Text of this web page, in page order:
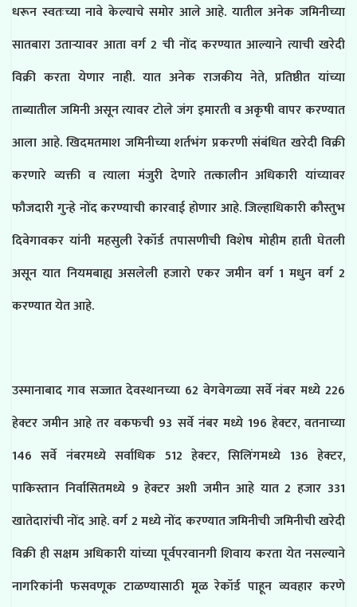
धरून स्वतःच्या नावे केल्याचे समोर आले आहे. यातील अनेक जमिनीच्या
सातबारा उताऱ्यावर आता वर्ग 2 ची नोंद करण्यात आल्याने त्याची खरेदी
विक्री करता येणार नाही. यात अनेक राजकीय नेते, प्रतिष्ठीत यांच्या
ताब्यातील जमिनी असून त्यावर टोले जंग इमारती व अकृषी वापर करण्यात
आला आहे. खिदमतमाश जमिनीच्या शर्तभंग प्रकरणी संबंधित खरेदी विक्री
करणारे व्यक्ती व त्याला मंजुरी देणारे तत्कालीन अधिकारी यांच्यावर
फौजदारी गुन्हे नोंद करण्याची कारवाई होणार आहे. जिल्हाधिकारी कौस्तुभ
दिवेगावकर यांनी महसुली रेकॉर्ड तपासणीची विशेष मोहीम हाती घेतली
असून यात नियमबाह्य असलेली हजारो एकर जमीन वर्ग 1 मधुन वर्ग 2
करण्यात येत आहे.
उस्मानाबाद गाव सज्जात देवस्थानच्या 62 वेगवेगळ्या सर्वे नंबर मध्ये 226
हेक्टर जमीन आहे तर वकफची 93 सर्वे नंबर मध्ये 196 हेक्टर, वतनाच्या
146 सर्वे नंबरमध्ये सर्वाधिक 512 हेक्टर, सिलिंगमध्ये 136 हेक्टर,
पाकिस्तान निर्वासितमध्ये 9 हेक्टर अशी जमीन आहे यात 2 हजार 331
खातेदारांची नोंद आहे. वर्ग 2 मध्ये नोंद करण्यात जमिनीची जमिनीची खरेदी
विक्री ही सक्षम अधिकारी यांच्या पूर्वपरवानगी शिवाय करता येत नसल्याने
नागरिकांनी फसवणूक टाळण्यासाठी मूळ रेकॉर्ड पाहून व्यवहार करणे